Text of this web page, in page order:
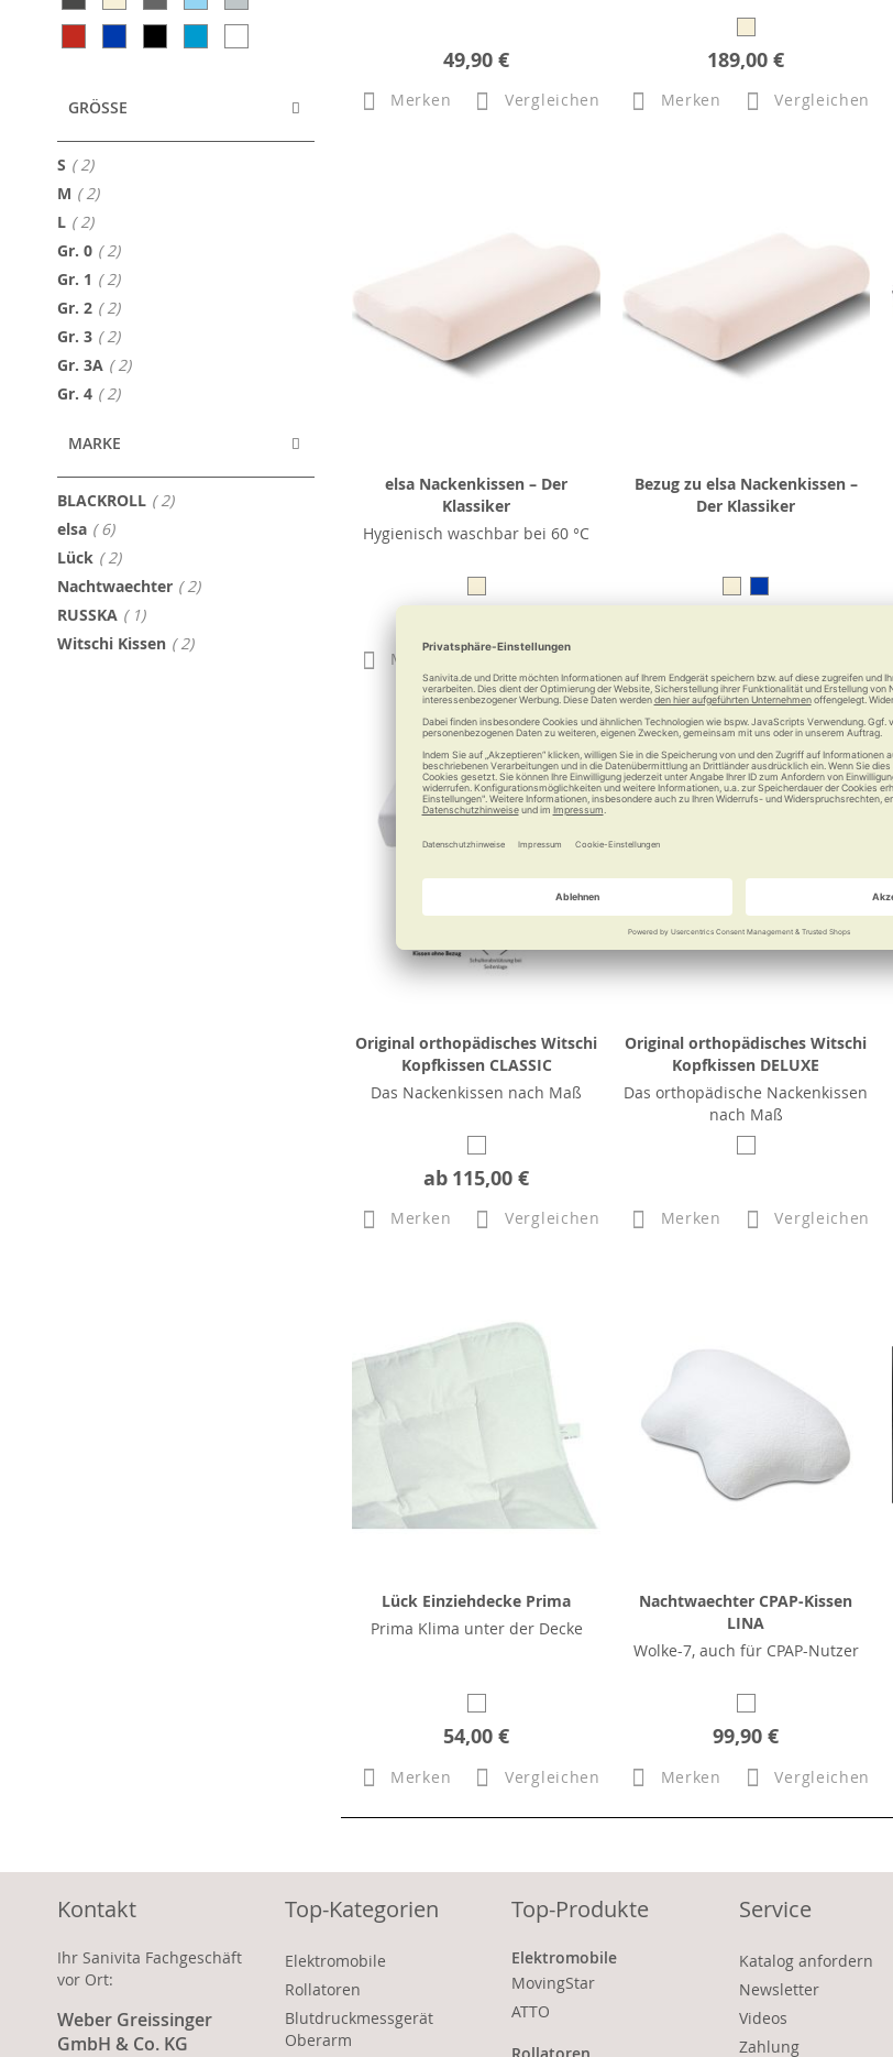
49,90 €
Merken Vergleichen
189,00 €
Merken Vergleichen
elsa Nackenkissen – Der
Klassiker
Hygienisch waschbar bei 60 °C
Merken Vergleichen
Bezug zu elsa Nackenkissen –
Der Klassiker
Original orthopädisches Witschi
Kopfkissen CLASSIC
Das Nackenkissen nach Maß
ab 115,00 €
Merken Vergleichen
Original orthopädisches Witschi
Kopfkissen DELUXE
Das orthopädische Nackenkissen
nach Maß
Merken Vergleichen
Lück Einziehdecke Prima
Prima Klima unter der Decke
54,00 €
Merken Vergleichen
Nachtwaechter CPAP-Kissen
LINA
Wolke-7, auch für CPAP-Nutzer
99,90 €
Merken Vergleichen
GRÖSSE
S 2Artikel
M 2Artikel
L 2Artikel
Gr. 0 2Artikel
Gr. 1 2Artikel
Gr. 2 2Artikel
Gr. 3 2Artikel
Gr. 3A 2Artikel
Gr. 4 2Artikel
MARKE
BLACKROLL 2Artikel
elsa 6Artikel
Lück 2Artikel
Nachtwaechter 2Artikel
RUSSKA 1Artikel
Witschi Kissen 2Artikel
Kontakt
Ihr Sanivita Fachgeschäft
vor Ort:
Weber Greissinger
GmbH & Co. KG
Top-Kategorien
Elektromobile
Rollatoren
Blutdruckmessgerät
Oberarm
Top-Produkte
Elektromobile
MovingStar
ATTO
Service
Katalog anfordern
Newsletter
Videos
Zahlung